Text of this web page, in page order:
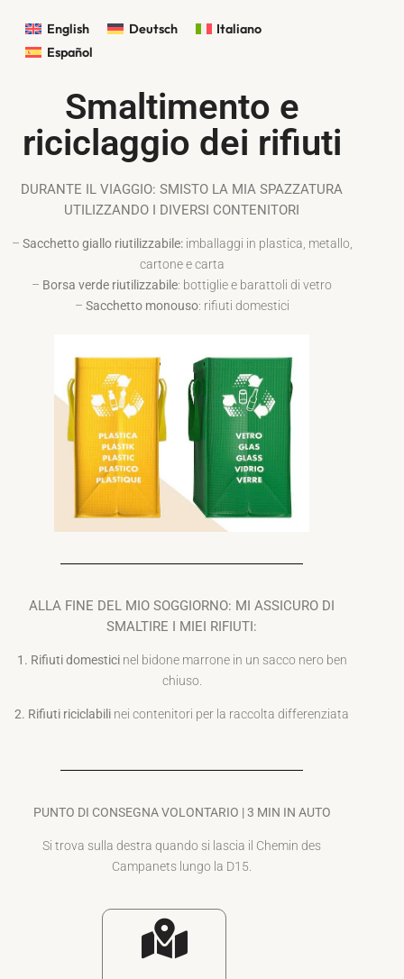
English Deutsch
Italiano
Español
Smaltimento e
riciclaggio dei rifiuti
DURANTE IL VIAGGIO: SMISTO LA MIA SPAZZATURA
UTILIZZANDO I DIVERSI CONTENITORI
– Sacchetto giallo riutilizzabile:imballaggi in plastica, metallo,
cartone e carta
– Borsa verde riutilizzabile: bottiglie e barattoli di vetro
– Sacchetto monouso: rifiuti domestici
ALLA FINE DEL MIO SOGGIORNO: MI ASSICURO DI
SMALTIRE I MIEI RIFIUTI:
1. Rifiuti domestici nel bidone marrone in un sacco nero ben
chiuso.
2. Rifiuti riciclabili nei contenitori per la raccolta differenziata
PUNTO DI CONSEGNA VOLONTARIO | 3 MIN IN AUTO
Si trova sulla destra quando si lascia il Chemin des
Campanets lungo la D15.